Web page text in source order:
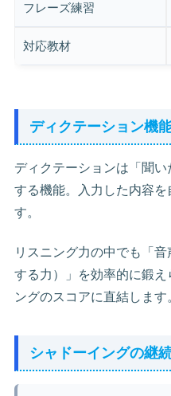
フレーズ練習
対応教材
ディクテーション機
ディクテーションは「聞い
する機能。入力した内容
す。
リスニング力の中でも「
する力）」を効率的に鍛
ングのスコアに直結します
シャドーイングの継